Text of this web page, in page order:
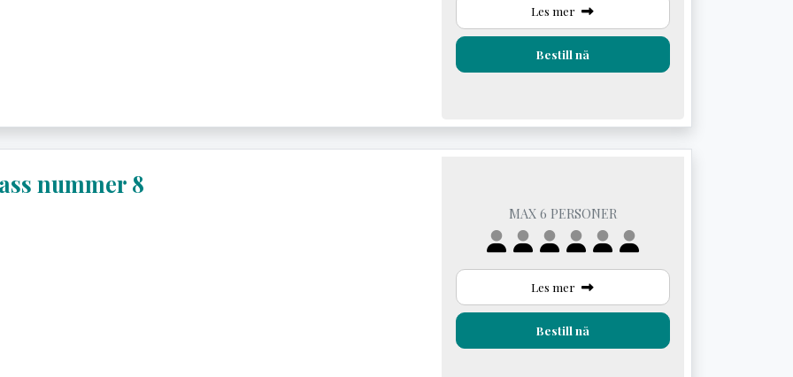
Les mer
Bestill nå
nummer 8
MAX 6 PERSONER
Les mer
Bestill nå